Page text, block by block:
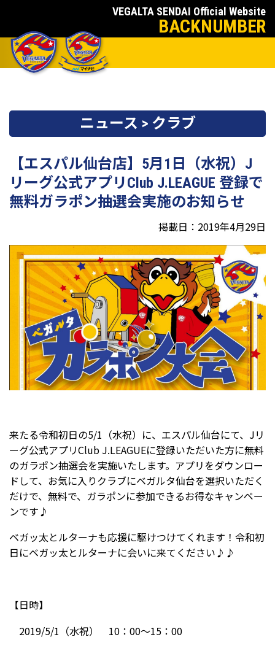
VEGALTA SENDAI Official Website
BACKNUMBER
ニュース > クラブ
【エスパル仙台店】5月1日（水祝）J
リーグ公式アプリClub J.LEAGUE 登録で
無料ガラポン抽選会実施のお知らせ
掲載日：2019年4月29日
来たる令和初日の5/1（水祝）に、エスパル仙台にて、Jリ
ーグ公式アプリClub J.LEAGUEに登録いただいた方に無料
のガラポン抽選会を実施いたします。アプリをダウンロー
ドして、お気に入りクラブにベガルタ仙台を選択いただく
だけで、無料で、ガラポンに参加できるお得なキャンペー
ンです♪
ベガッ太とルターナも応援に駆けつけてくれます！令和初
日にベガッ太とルターナに会いに来てください♪♪
【日時】
2019/5/1（水祝） 10：00〜15：00